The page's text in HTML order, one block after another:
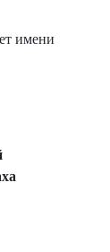
имени